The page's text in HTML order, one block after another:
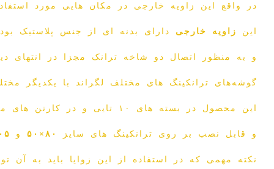
در واقع این زاویه خارجی در مکان هایی مورد
این زاویه خارجی دارای بدنه ای از جنس پلاستیک
و به منظور اتصال دو شاخه ترانک مجزا در انتهای
گوشه‌های ترانکینگ های مختلف لگراند با یکدیگر
این محصول در بسته های ۱۰ تایی و در کارتن های مادر ۵۰ تایی ارائه می شود
و قابل نصب بر روی ترانکینگ های سایز ۸۰×۵۰ و
نکته مهمی که در استفاده از این زوایا باید به آن